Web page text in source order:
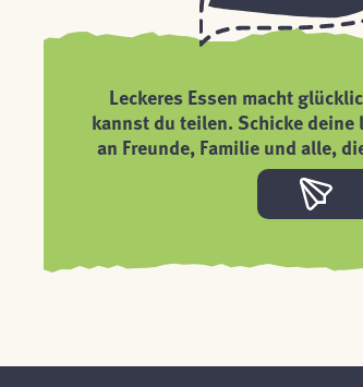
Leckeres Essen macht
kannst du teilen. Schicke deine
an Freunde, Familie und alle,